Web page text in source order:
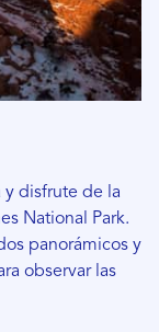
y disfrute de la
National Park.
panorámicos y
observar las